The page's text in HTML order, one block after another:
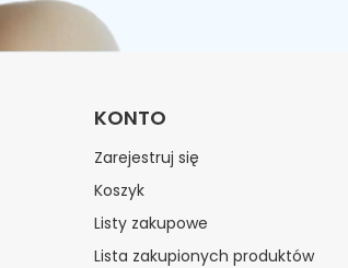
KONTO
Zarejestruj się
Koszyk
Listy zakupowe
Lista zakupionych produktów